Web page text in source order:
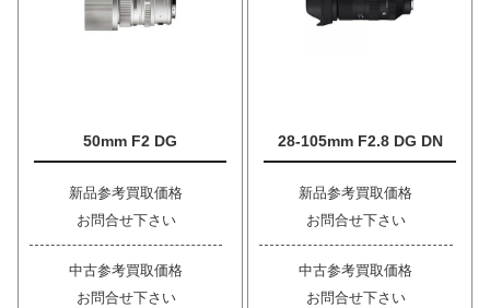
50mm F2 DG
新品参考買取価格
お問合せ下さい
中古参考買取価格
お問合せ下さい
28-105mm F2.8 DG DN
新品参考買取価格
お問合せ下さい
中古参考買取価格
お問合せ下さい